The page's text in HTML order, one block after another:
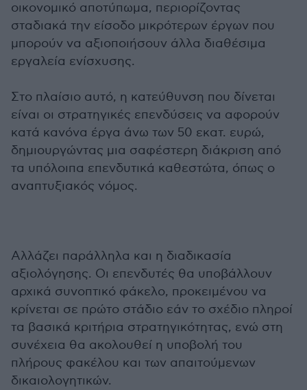
οικονομικό αποτύπωμα, περιορίζοντας
σταδιακά την είσοδο μικρότερων έργων που
μπορούν να αξιοποιήσουν άλλα διαθέσιμα
εργαλεία ενίσχυσης.
Στο πλαίσιο αυτό, η κατεύθυνση που δίνεται
είναι οι στρατηγικές επενδύσεις να αφορούν
κατά κανόνα έργα άνω των 50 εκατ. ευρώ,
δημιουργώντας μια σαφέστερη διάκριση από
τα υπόλοιπα επενδυτικά καθεστώτα, όπως ο
αναπτυξιακός νόμος.
Αλλάζει παράλληλα και η διαδικασία
αξιολόγησης. Οι επενδυτές θα υποβάλλουν
αρχικά συνοπτικό φάκελο, προκειμένου να
κρίνεται σε πρώτο στάδιο εάν το σχέδιο πληροί
τα βασικά κριτήρια στρατηγικότητας, ενώ στη
συνέχεια θα ακολουθεί η υποβολή του
πλήρους φακέλου και των απαιτούμενων
δικαιολογητικών.